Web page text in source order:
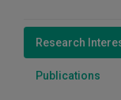
Research
Publications